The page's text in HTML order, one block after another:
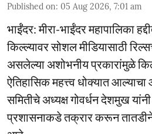
Published on: 05 Aug 2026, 7:01 am
भाईंंदर: मीरा-भाईंदर महापालिका
किल्ल्यावर सोशल मीडियासाठी
असलेल्या अशोभनीय प्रकारांमुळे
ऐतिहासिक महत्त्व धोक्यात
समितीचे अध्यक्ष गोवर्धन देशमुख
प्रशासनाकडे तक्रार करून तातडीने